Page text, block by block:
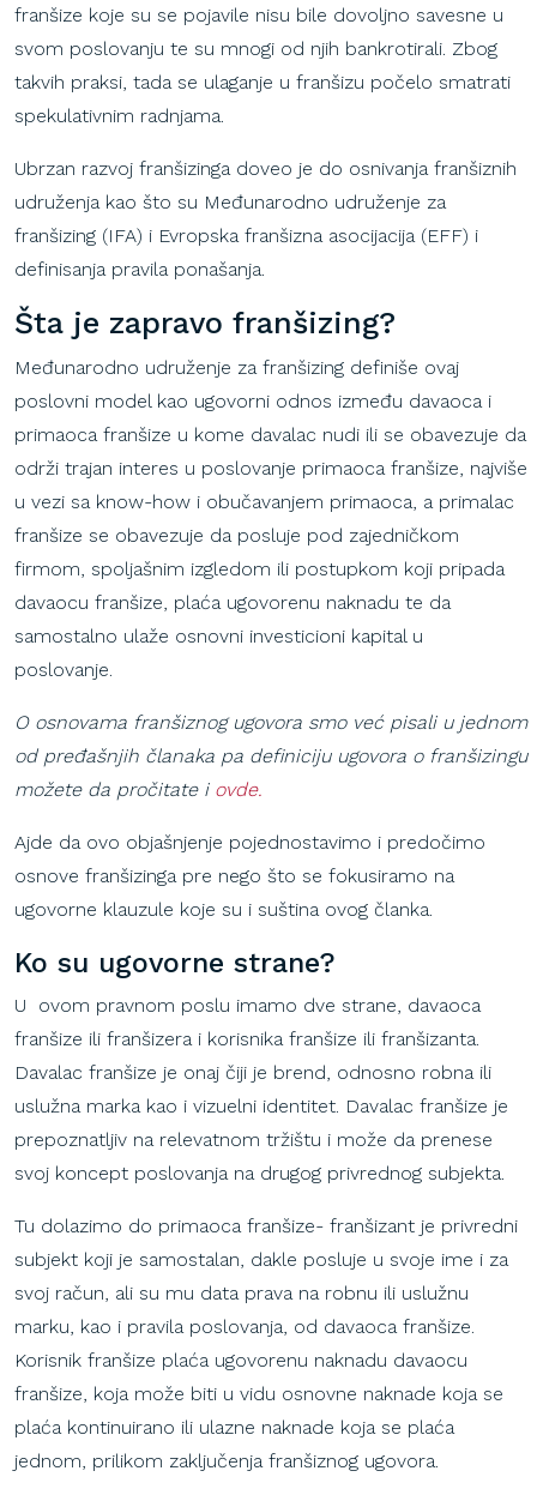
franšize koje su se pojavile nisu bile dovoljno savesne u
svom poslovanju te su mnogi od njih bankrotirali. Zbog
takvih praksi, tada se ulaganje u franšizu počelo smatrati
spekulativnim radnjama.
Ubrzan razvoj franšizinga doveo je do osnivanja franšiznih
udruženja kao što su Međunarodno udruženje za
franšizing (IFA) i Evropska franšizna asocijacija (EFF) i
definisanja pravila ponašanja.
Šta je zapravo franšizing?
Međunarodno udruženje za franšizing definiše ovaj
poslovni model kao ugovorni odnos između davaoca i
primaoca franšize u kome davalac nudi ili se obavezuje da
održi trajan interes u poslovanje primaoca franšize, najviše
u vezi sa know-how i obučavanjem primaoca, a primalac
franšize se obavezuje da posluje pod zajedničkom
firmom, spoljašnim izgledom ili postupkom koji pripada
davaocu franšize, plaća ugovorenu naknadu te da
samostalno ulaže osnovni investicioni kapital u
poslovanje.
O osnovama franšiznog ugovora smo već pisali u jednom
od pređašnjih članaka pa definiciju ugovora o franšizingu
možete da pročitate i ovde.
Ajde da ovo objašnjenje pojednostavimo i predočimo
osnove franšizinga pre nego što se fokusiramo na
ugovorne klauzule koje su i suština ovog članka.
Ko su ugovorne strane?
U ovom pravnom poslu imamo dve strane, davaoca
franšize ili franšizera i korisnika franšize ili franšizanta.
Davalac franšize je onaj čiji je brend, odnosno robna ili
uslužna marka kao i vizuelni identitet. Davalac franšize je
prepoznatljiv na relevatnom tržištu i može da prenese
svoj koncept poslovanja na drugog privrednog subjekta.
Tu dolazimo do primaoca franšize- franšizant je privredni
subjekt koji je samostalan, dakle posluje u svoje ime i za
svoj račun, ali su mu data prava na robnu ili uslužnu
marku, kao i pravila poslovanja, od davaoca franšize.
Korisnik franšize plaća ugovorenu naknadu davaocu
franšize, koja može biti u vidu osnovne naknade koja se
plaća kontinuirano ili ulazne naknade koja se plaća
jednom, prilikom zaključenja franšiznog ugovora.